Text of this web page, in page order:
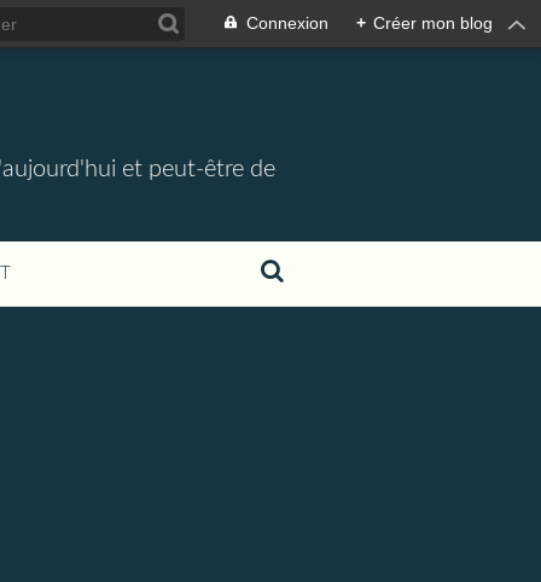
Connexion + Créer mon blog
et peut-être de